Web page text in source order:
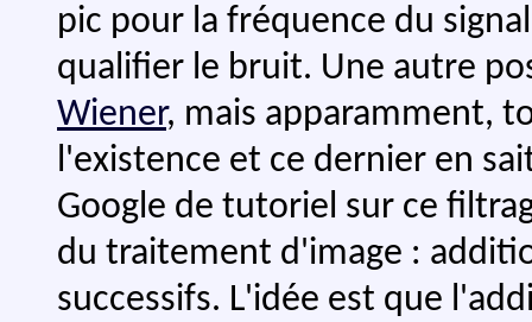
pic pour la fréquence du
qualifier le bruit. Une autre
Wiener, mais apparamment,
l'existence et ce dernier en
Google de tutoriel sur ce
du traitement d'image :
successifs. L'idée est que